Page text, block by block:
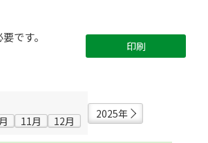
です。
印刷
11月 12月
2025年